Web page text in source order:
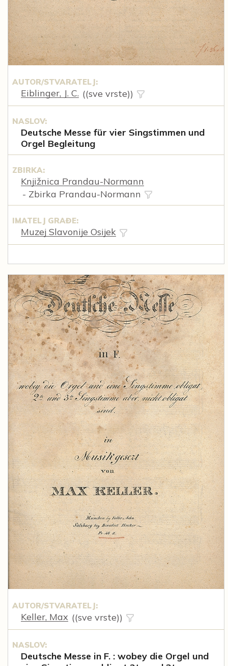
AUTOR/STVARATELJ:
Eiblinger, J. C. ((sve vrste))
NASLOV:
Deutsche Messe für vier Singstimmen und
Orgel Begleitung
ZBIRKA:
Knjižnica Prandau-Normann
- Zbirka Prandau-Normann
IMATELJ GRAĐE:
Muzej Slavonije Osijek
AUTOR/STVARATELJ:
Keller, Max ((sve vrste))
NASLOV:
Deutsche Messe in F. : wobey die Orgel und